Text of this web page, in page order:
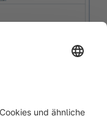
Plugins
6 verfügbar